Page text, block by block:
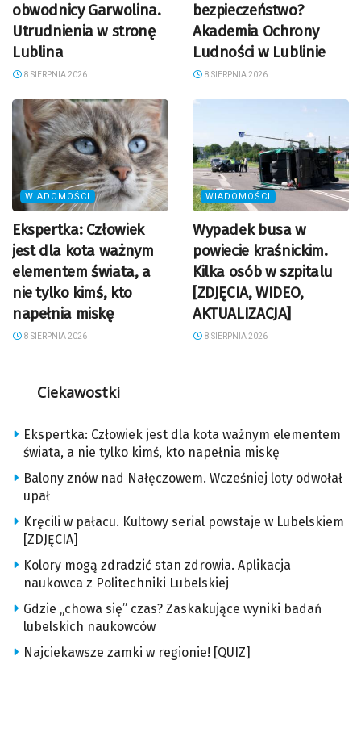
obwodnicy Garwolina.
Utrudnienia w stronę
Lublina
8 SIERPNIA 2026
bezpieczeństwo?
Akademia Ochrony
Ludności w Lublinie
8 SIERPNIA 2026
WIADOMOŚCI
Ekspertka: Człowiek
jest dla kota ważnym
elementem świata, a
nie tylko kimś, kto
napełnia miskę
8 SIERPNIA 2026
WIADOMOŚCI
Wypadek busa w
powiecie kraśnickim.
Kilka osób w szpitalu
[ZDJĘCIA, WIDEO,
AKTUALIZACJA]
8 SIERPNIA 2026
Ciekawostki
Ekspertka: Człowiek jest dla kota ważnym elementem
świata, a nie tylko kimś, kto napełnia miskę
Balony znów nad Nałęczowem. Wcześniej loty odwołał
upał
Kręcili w pałacu. Kultowy serial powstaje w Lubelskiem
[ZDJĘCIA]
Kolory mogą zdradzić stan zdrowia. Aplikacja
naukowca z Politechniki Lubelskiej
Gdzie „chowa się” czas? Zaskakujące wyniki badań
lubelskich naukowców
Najciekawsze zamki w regionie! [QUIZ]